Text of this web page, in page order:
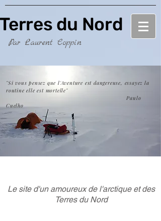
Terres du Nord
Terres du Nord
Par Laurent Coppin
"Si vous pensez que l'Aventure est dangereuse, essayez la
routine elle est mortelle"
Paulo
Cuelho
Le site d'un amoureux de l'arctique et des
Terres du Nord